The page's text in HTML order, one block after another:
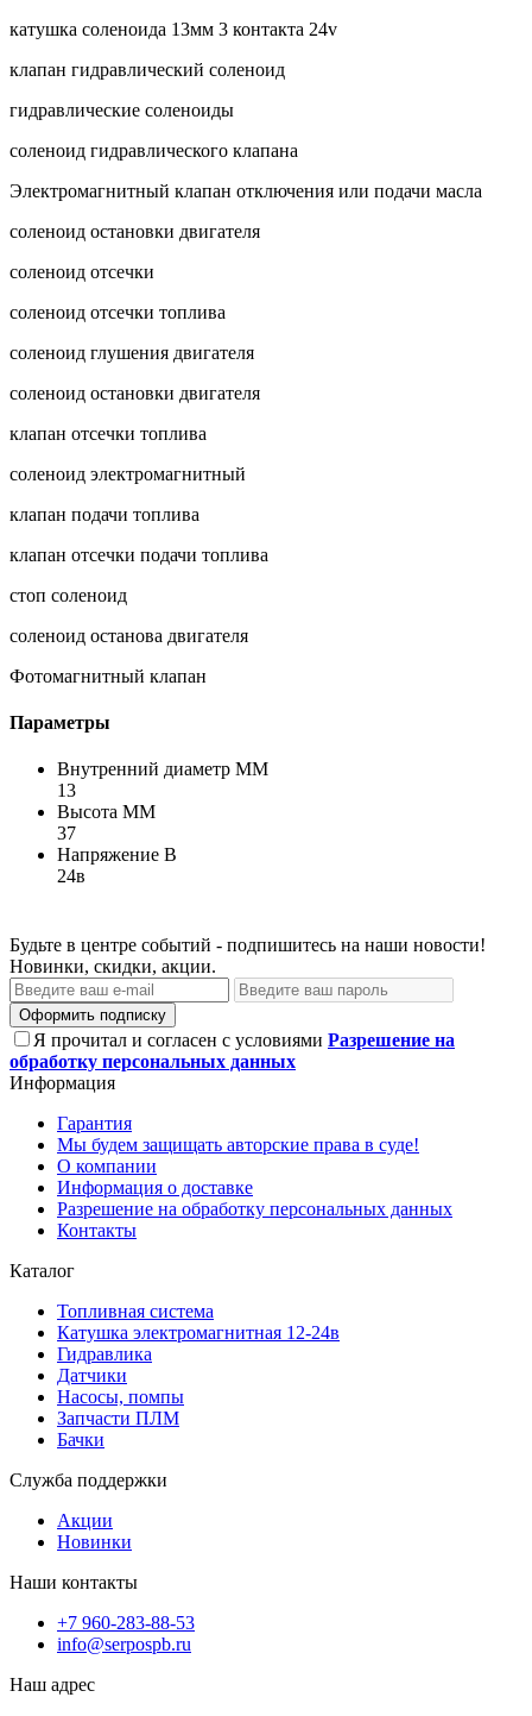
катушка соленоида 13мм 3 контакта 24v
клапан гидравлический соленоид
гидравлические соленоиды
соленоид гидравлического клапана
Электромагнитный клапан отключения или подачи масла
соленоид остановки двигателя
соленоид отсечки
соленоид отсечки топлива
соленоид глушения двигателя
соленоид остановки двигателя
клапан отсечки топлива
соленоид электромагнитный
клапан подачи топлива
клапан отсечки подачи топлива
стоп соленоид
соленоид останова двигателя
Фотомагнитный клапан
Параметры
Внутренний диаметр ММ
13
Высота ММ
37
Напряжение В
24в
Будьте в центре событий - подпишитесь на наши новости!
Новинки, скидки, акции.
Оформить подписку
Я прочитал и согласен с условиями Разрешение на
обработку персональных данных
Информация
Гарантия
Мы будем защищать авторские права в суде!
О компании
Информация о доставке
Разрешение на обработку персональных данных
Контакты
Каталог
Топливная система
Катушка электромагнитная 12-24в
Гидравлика
Датчики
Насосы, помпы
Запчасти ПЛМ
Бачки
Служба поддержки
Акции
Новинки
Наши контакты
+7 960-283-88-53
info@serpospb.ru
Наш адрес